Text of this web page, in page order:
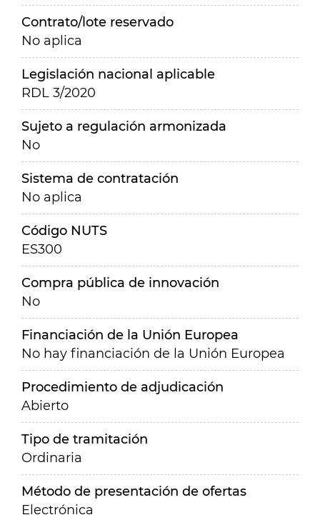
Contrato/lote reservado
No aplica
Legislación nacional aplicable
RDL 3/2020
Sujeto a regulación armonizada
No
Sistema de contratación
No aplica
Código NUTS
ES300
Compra pública de innovación
No
Financiación de la Unión Europea
No hay financiación de la Unión Europea
Procedimiento de adjudicación
Abierto
Tipo de tramitación
Ordinaria
Método de presentación de ofertas
Electrónica